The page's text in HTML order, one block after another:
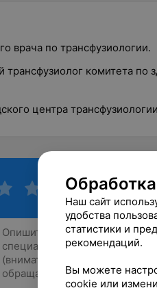
врача по трансфузиологии.
трансфузиолог комитета по
центра
Наш сайт
удобства
статистики и
рекомендаций.
Вы можете
cookie или